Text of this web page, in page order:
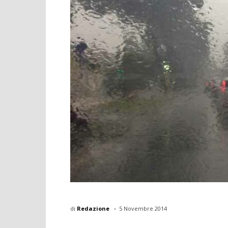
di Redazione - 5 Novembre 2014